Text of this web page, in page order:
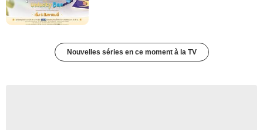
Nouvelles séries en ce moment à la TV